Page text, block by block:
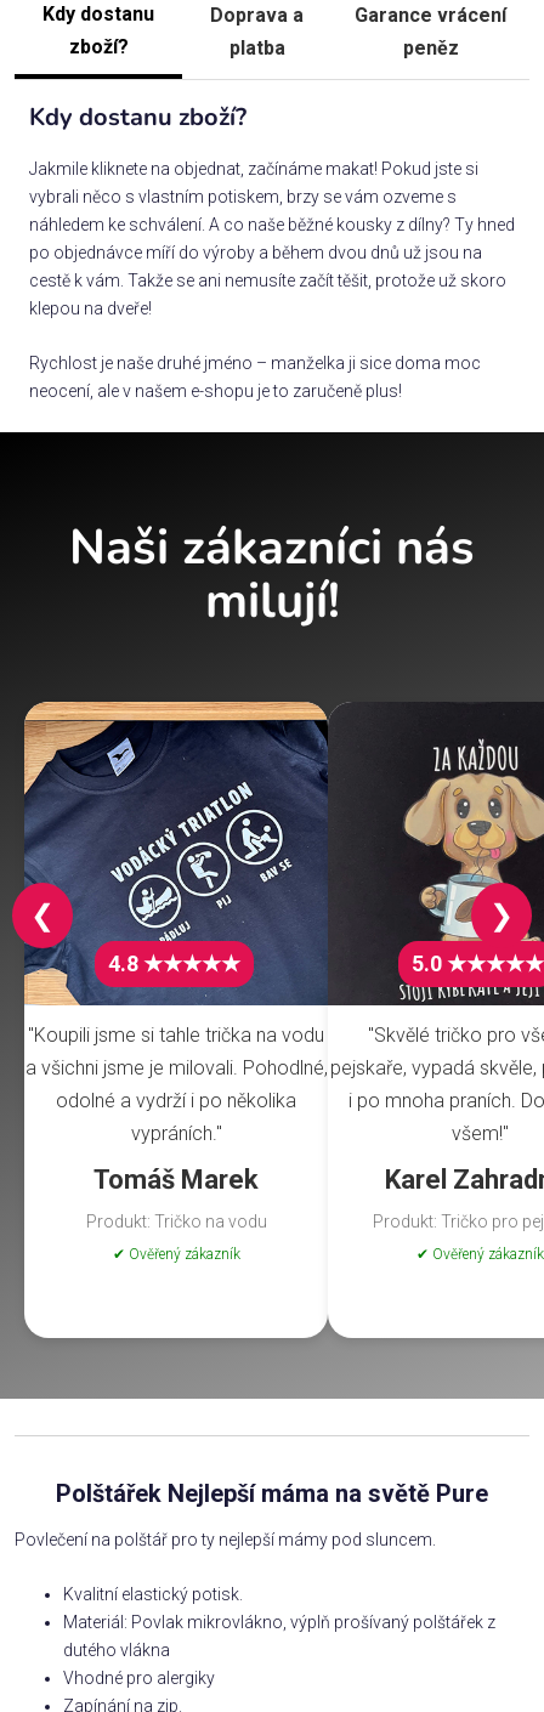
Kdy dostanu
zboží?
Doprava a
platba
Garance vrácení
peněz
Kdy dostanu zboží?
Jakmile kliknete na objednat, začínáme makat! Pokud jste si
vybrali něco s vlastním potiskem, brzy se vám ozveme s
náhledem ke schválení. A co naše běžné kousky z dílny? Ty hned
po objednávce míří do výroby a během dvou dnů už jsou na
cestě k vám. Takže se ani nemusíte začít těšit, protože už skoro
klepou na dveře!
Rychlost je naše druhé jméno – manželka ji sice doma moc
neocení, ale v našem e-shopu je to zaručeně plus!
Naši zákazníci nás
milují!
4.8 ★★★★★
"Koupili jsme si tahle trička na vodu
a všichni jsme je milovali. Pohodlné,
odolné a vydrží i po několika
vypráních."
Tomáš Marek
Produkt: Tričko na vodu
✔ Ověřený zákazník
5.0 ★★★★★
"Skvělé tričko pro
pejskaře, vypadá
i po mnoha praních.
všem!"
Karel
Produkt: Tričko pro
✔ Ověřený zákazník
❮ ❯
Polštářek Nejlepší máma na světě Pure
Povlečení na polštář pro ty nejlepší mámy pod sluncem.
Kvalitní elastický potisk.
Materiál: Povlak mikrovlákno, výplň prošívaný polštářek z
dutého vlákna
Vhodné pro alergiky
Zapínání na zip.